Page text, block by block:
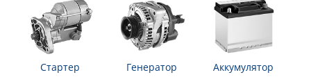
Стартер Генератор Аккумулятор